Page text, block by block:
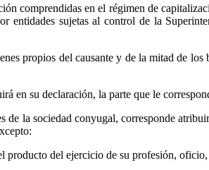
comprendidas en el régimen de
entidades sujetas al control de la
propios del causante y de la mitad de
en su declaración, la parte que le
de la sociedad conyugal, corresponde
producto del ejercicio de su profesión,